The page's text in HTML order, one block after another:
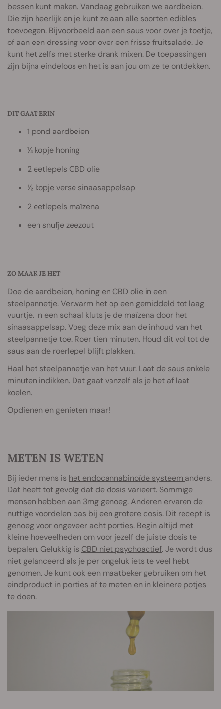
bessen kunt maken. Vandaag gebruiken we aardbeien.
Die zijn heerlijk en je kunt ze aan alle soorten edibles
toevoegen. Bijvoorbeeld aan een saus voor over je toetje,
of aan een dressing voor over een frisse fruitsalade. Je
kunt het zelfs met sterke drank mixen. De toepassingen
zijn bijna eindeloos en het is aan jou om ze te ontdekken.
DIT GAAT ERIN
1 pond aardbeien
¼ kopje honing
2 eetlepels CBD olie
½ kopje verse sinaasappelsap
2 eetlepels maïzena
een snufje zeezout
ZO MAAK JE HET
Doe de aardbeien, honing en CBD olie in een
steelpannetje. Verwarm het op een gemiddeld tot laag
vuurtje. In een schaal kluts je de maïzena door het
sinaasappelsap. Voeg deze mix aan de inhoud van het
steelpannetje toe. Roer tien minuten. Houd dit vol tot de
saus aan de roerlepel blijft plakken.
Haal het steelpannetje van het vuur. Laat de saus enkele
minuten indikken. Dat gaat vanzelf als je het af laat
koelen.
Opdienen en genieten maar!
METEN IS WETEN
Bij ieder mens is het endocannabinoïde systeem anders.
Dat heeft tot gevolg dat de dosis varieert. Sommige
mensen hebben aan 3mg genoeg. Anderen ervaren de
nuttige voordelen pas bij een grotere dosis. Dit recept is
genoeg voor ongeveer acht porties. Begin altijd met
kleine hoeveelheden om voor jezelf de juiste dosis te
bepalen. Gelukkig is CBD niet psychoactief. Je wordt dus
niet gelanceerd als je per ongeluk iets te veel hebt
genomen. Je kunt ook een maatbeker gebruiken om het
eindproduct in porties af te meten en in kleinere potjes
te doen.